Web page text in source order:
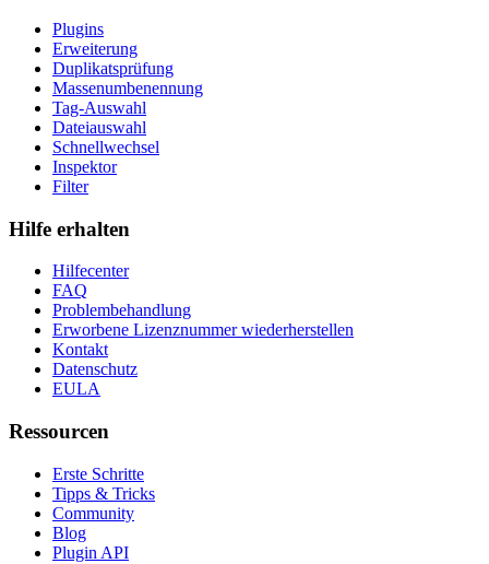
Plugins
Erweiterung
Duplikatsprüfung
Massenumbenennung
Tag-Auswahl
Dateiauswahl
Schnellwechsel
Inspektor
Filter
Hilfe erhalten
Hilfecenter
FAQ
Problembehandlung
Erworbene Lizenznummer wiederherstellen
Kontakt
Datenschutz
EULA
Ressourcen
Erste Schritte
Tipps & Tricks
Community
Blog
Plugin API